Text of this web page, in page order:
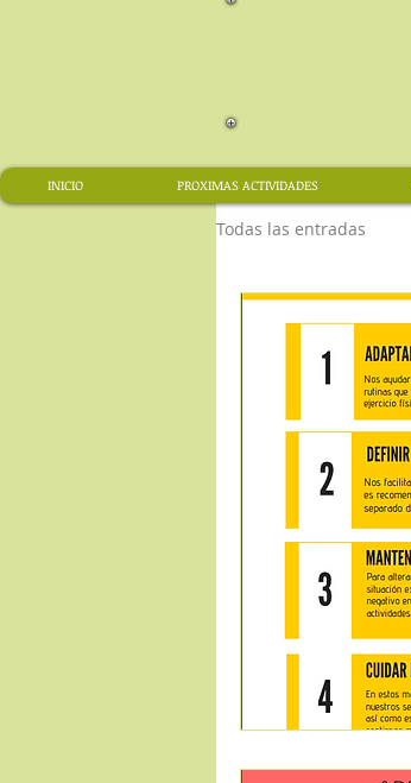
Todas las entradas
INICIO PROXIMAS ACTIVIDADES